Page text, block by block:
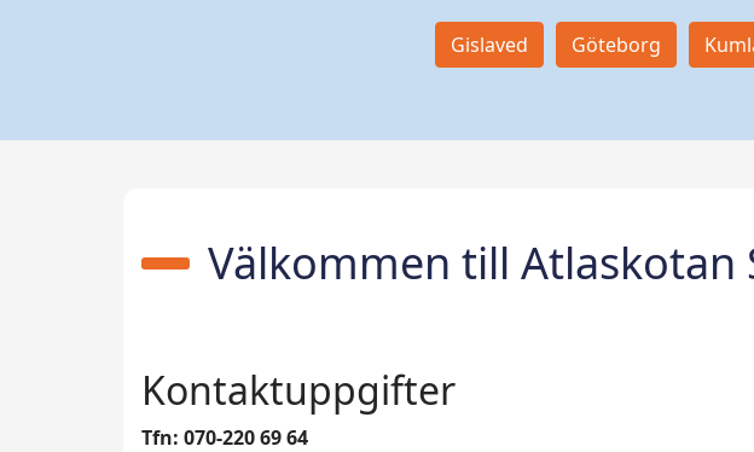
Gislaved Göteborg
Välkommen till Atlaskotan
Kontaktuppgifter
Tfn: 070-220 69 64